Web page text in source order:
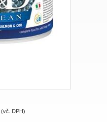
(vč. DPH)